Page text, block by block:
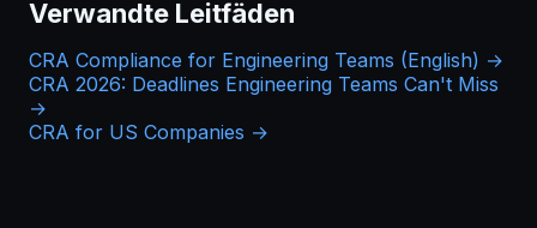
Verwandte Leitfäden
CRA Compliance for Engineering Teams (English) →
CRA 2026: Deadlines Engineering Teams Can't Miss
→
CRA for US Companies →